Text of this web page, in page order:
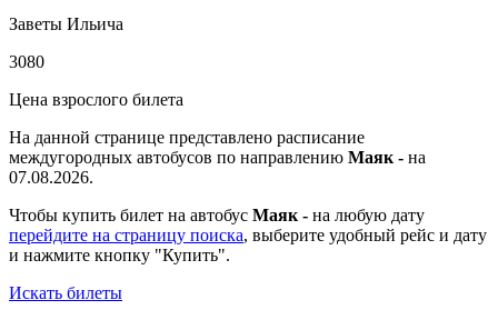
Заветы Ильича
3080
Цена взрослого билета
На данной странице представлено расписание
междугородных автобусов по направлению Маяк - на
07.08.2026.
Чтобы купить билет на автобус Маяк - на любую дату
перейдите на страницу поиска, выберите удобный рейс и дату
и нажмите кнопку "Купить".
Искать билеты